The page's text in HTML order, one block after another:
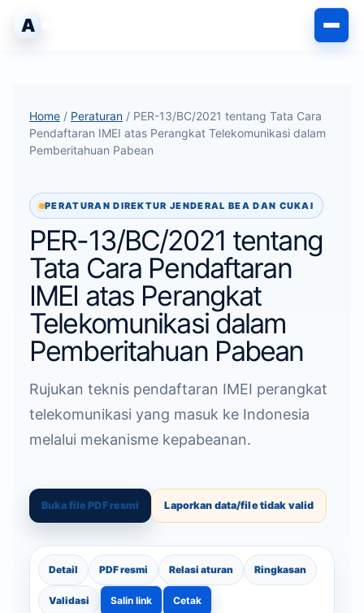
A
Home / Peraturan / PER-13/BC/2021 tentang Tata Cara
Pendaftaran IMEI atas Perangkat Telekomunikasi dalam
Pemberitahuan Pabean
PERATURAN DIREKTUR JENDERAL BEA DAN CUKAI
PER-13/BC/2021 tentang
Tata Cara Pendaftaran
IMEI atas Perangkat
Telekomunikasi dalam
Pemberitahuan Pabean
Rujukan teknis pendaftaran IMEI perangkat
telekomunikasi yang masuk ke Indonesia
melalui mekanisme kepabeanan.
Buka file PDF resmi Laporkan data/file tidak valid
Detail PDF resmi Relasi aturan Ringkasan
Validasi Salin link Cetak